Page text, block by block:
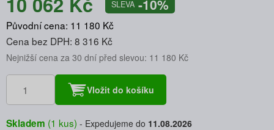
SLEVA -10%
Původní cena: 11 180 Kč
Cena bez DPH: 8 316 Kč
Nejnižší cena za 30 dní před slevou: 11 180 Kč
Vložit do košíku
Skladem (1 kus) Expedujeme do 11.08.2026